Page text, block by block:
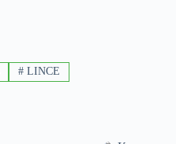
#LINCE